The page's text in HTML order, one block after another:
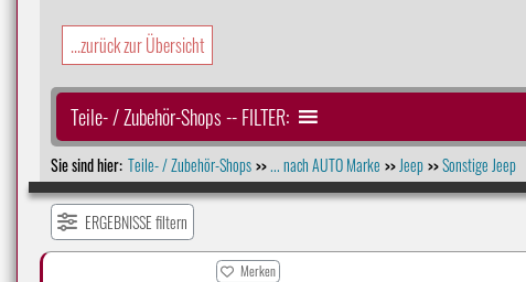
...zurück zur Übersicht
Teile- / Zubehör-Shops -- FILTER:
Sie sind hier: Teile- / Zubehör-Shops >>... nach AUTO Marke >> Jeep >>Sonstige Jeep
ERGEBNISSE filtern
Merken